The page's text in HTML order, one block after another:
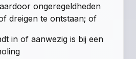
ongeregeldheden
dreigen te ontstaan; of
in of aanwezig is bij een